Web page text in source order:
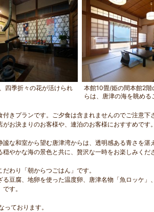
四季折々の花が活けられ
本館10畳/姫の間本館2階
らは、唐津の海を眺める
付きプランです。ご夕食は含まれませんのでご注意下
がお決まりのお客様や、連泊のお客様におすすめです。
謐な和室から望む唐津湾からは、透明感ある青さを
穏やかな海の景色と共に、贅沢な一時をお楽しみくだ
わり「朝からつごはん」です。
る豆腐、地卵を使った温度卵、唐津名物「魚ロッケ
す。
っております。